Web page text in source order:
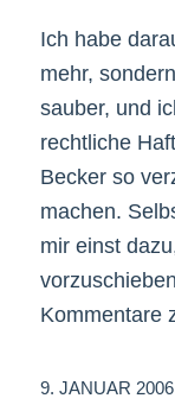
Ich habe
mehr,
sauber, und
rechtliche
Becker so
machen.
mir einst
Kommentare
9. JANUAR 2006